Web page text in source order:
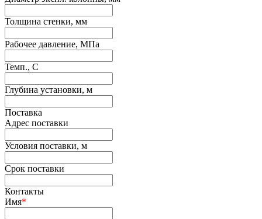
Толщина стенки, мм
Рабочее давление, МПа
Темп., С
Глубина установки, м
Поставка
Адрес поставки
Условия поставки, м
Срок поставки
Контакты
Имя*